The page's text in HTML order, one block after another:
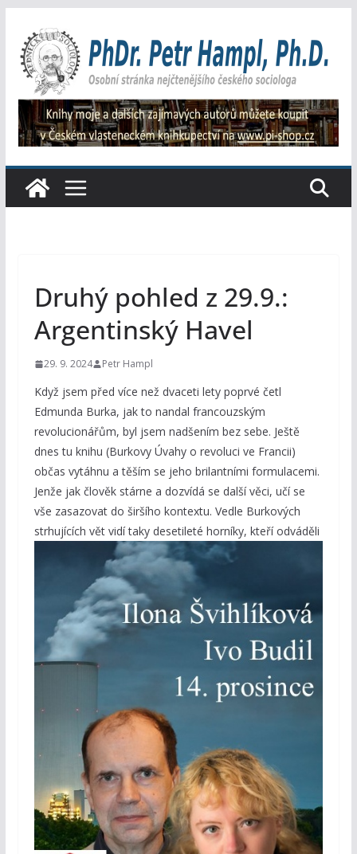
obsah
Druhý pohled z 29.9.:
Argentinský Havel
29. 9. 2024 Petr Hampl
Když jsem před více než dvaceti lety poprvé četl
Edmunda Burka, jak to nandal francouzským
revolucionářům, byl jsem nadšením bez sebe. Ještě
dnes tu knihu (Burkovy Úvahy o revoluci ve Francii)
občas vytáhnu a těším se jeho brilantními formulacemi.
Jenže jak člověk stárne a dozvídá se další věci, učí se
vše zasazovat do širšího kontextu. Vedle Burkových
strhujících vět vidí taky desetileté horníky, kteří odváděli